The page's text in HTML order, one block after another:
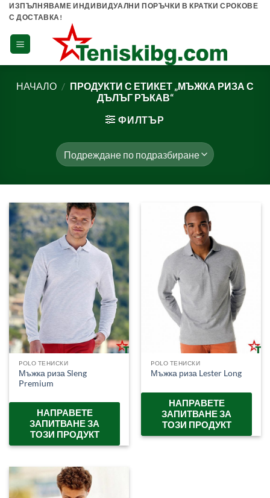
Skip
content
ИЗПЪЛНЯВАМЕ ИНДИВИДУАЛНИ ПОРЪЧКИ В КРАТКИ СРОКОВЕ
С ДОСТАВКА!
НАЧАЛО / ПРОДУКТИ С ЕТИКЕТ „МЪЖКА РИЗА С
ДЪЛЪГ РЪКАВ“
ФИЛТЪР
POLO ТЕНИСКИ
Мъжка риза Sleng
Premium
НАПРАВЕТЕ
ЗАПИТВАНЕ ЗА
ТОЗИ ПРОДУКТ
POLO ТЕНИСКИ
Мъжка риза Lester Long
НАПРАВЕТЕ
ЗАПИТВАНЕ ЗА
ТОЗИ ПРОДУКТ